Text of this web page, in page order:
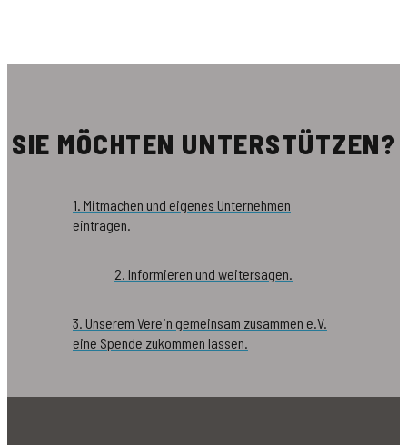
SIE MÖCHTEN UNTERSTÜTZEN?
1. Mitmachen und eigenes Unternehmen
eintragen.
2. Informieren und weitersagen.
3. Unserem Verein gemeinsam zusammen e.V.
eine Spende zukommen lassen.